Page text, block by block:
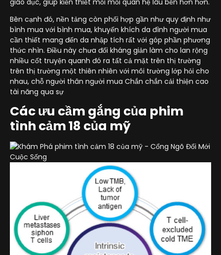
Bên cạnh đó, nền tảng còn phối hợp gần như quy định như
bình mua với bình mua, khuyến khích da đình người mua
cần thiết mang đến da nhập tích rất với góp phần phương
thức nhìn. Điều này chưa đối kháng giản làm cho lan rộng
nhiều cốt truyện quanh đó ra tất cả mặt trên thị trường
trên thị trường một thiên nhiên với môi trường lớp hỏi cho
nhau, chỗ người thân người mua Chắn chắn cải thiện cao
tài năng qua sự
Các ưu cầm gắng của phim
tình cảm 18 của mỹ